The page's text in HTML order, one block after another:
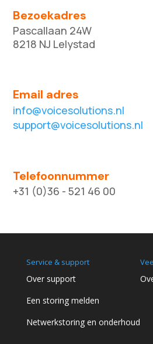
Bezoekadres
Pascallaan 24W
8218 NJ Lelystad
Email adres
info@voicesolutions.nl
support@voicesolutions.nl
Telefoonnummer
+31 (0)36 - 521 46 00
Service & support
Over support
Een storing melden
Netwerkstoring en onderhoud